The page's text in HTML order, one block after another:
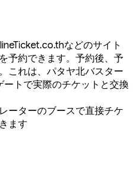
などのサイト
予約できます。予約後、予
これは、パタヤ北バスター
ートで実際のチケットと交換
ーターのブースで直接チケ
ます